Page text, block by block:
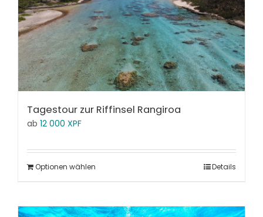
Tagestour zur Riffinsel Rangiroa
ab 12 000 XPF
Optionen wählen Details